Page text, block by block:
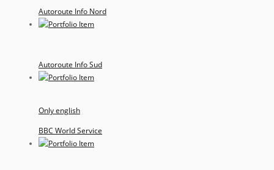
Autoroute Info Nord
Autoroute Info Sud
Only english
BBC World Service